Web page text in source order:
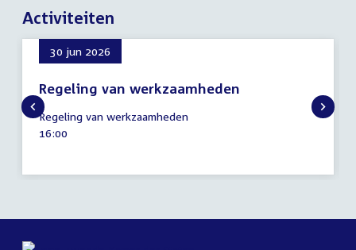
Activiteiten
30 jun 2026
Regeling van werkzaamheden
30
juni
2026
Regeling van werkzaamheden
Tijd
16:00